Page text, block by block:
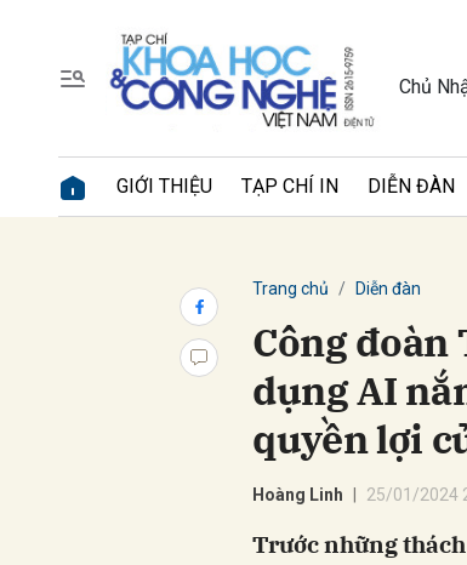
Chủ
GIỚI THIỆU TẠP CHÍ IN DIỄN ĐÀN
Trang chủ Diễn đàn
Công
dụng AI
quyền lợi
Hoàng Linh 25/01/2024
Trước những